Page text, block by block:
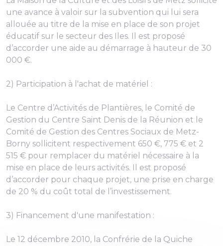
une avance à valoir sur la subvention qui lui sera
allouée au titre de la mise en place de son projet
éducatif sur le secteur des Iles. Il est proposé
d’accorder une aide au démarrage à hauteur de 30
000 €.
2) Participation à l'achat de matériel :
Le Centre d’Activités de Plantières, le Comité de
Gestion du Centre Saint Denis de la Réunion et le
Comité de Gestion des Centres Sociaux de Metz-
Borny sollicitent respectivement 650 €, 775 € et 2
515 € pour remplacer du matériel nécessaire à la
mise en place de leurs activités. Il est proposé
d’accorder pour chaque projet, une prise en charge
de 20 % du coût total de l’investissement.
3) Financement d'une manifestation :
Le 12 décembre 2010, la Confrérie de la Quiche